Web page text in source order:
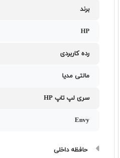
برند
HP
رده کاربردی
مالتی مدیا
سری لپ تاپ HP
Envy
حافظه داخلی